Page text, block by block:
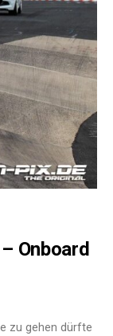
Onboard
zu gehen dürfte